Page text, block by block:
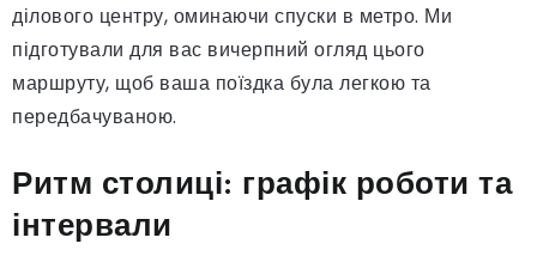
ділового центру, оминаючи спуски в метро. Ми
підготували для вас вичерпний огляд цього
маршруту, щоб ваша поїздка була легкою та
передбачуваною.
Ритм столиці: графік роботи та
інтервали